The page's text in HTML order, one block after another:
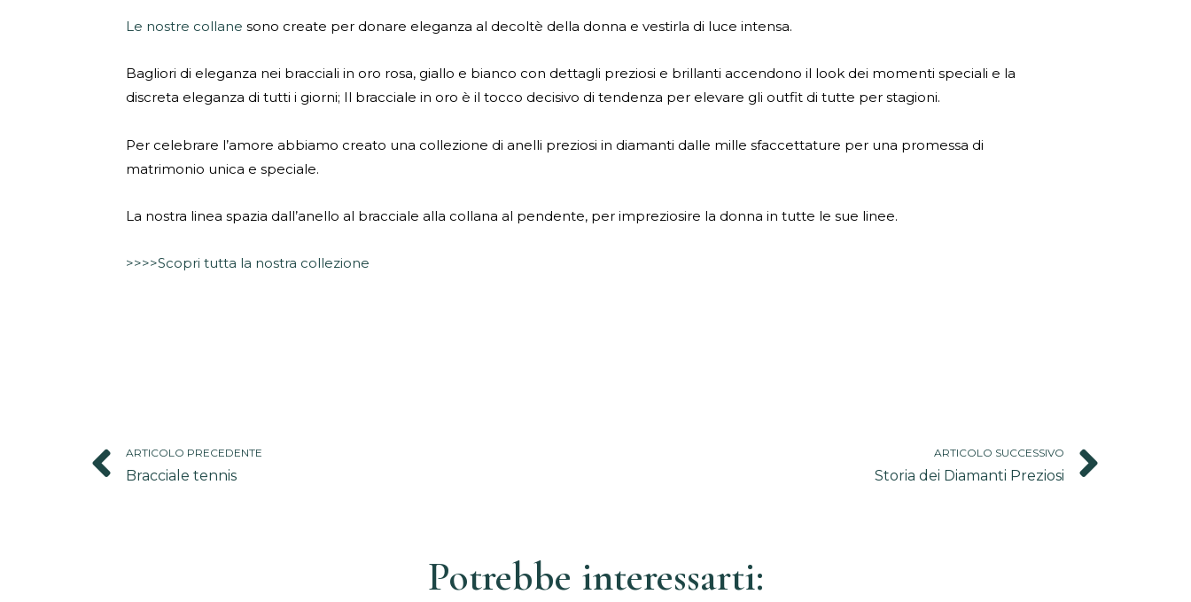
Le nostre collane sono create per donare eleganza al decoltè della donna e vestirla di luce intensa.
Bagliori di eleganza nei bracciali in oro rosa, giallo e bianco con dettagli preziosi e brillanti accendono il look dei momenti speciali e la
discreta eleganza di tutti i giorni; Il bracciale in oro è il tocco decisivo di tendenza per elevare gli outfit di tutte per stagioni.
Per celebrare l’amore abbiamo creato una collezione di anelli preziosi in diamanti dalle mille sfaccettature per una promessa di
matrimonio unica e speciale.
La nostra linea spazia dall’anello al bracciale alla collana al pendente, per impreziosire la donna in tutte le sue linee.
>>>>Scopri tutta la nostra collezione
Prev
ARTICOLO PRECEDENTE
Bracciale tennis
ARTICOLO SUCCESSIVO
Storia dei Diamanti Preziosi
Potrebbe interessarti: